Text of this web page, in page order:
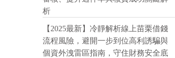
析
【2025最新】冷靜解析線上苗栗借錢
流程風險，避開一步到位高利誘騙與
個資外洩雷區指南，守住財務安全底